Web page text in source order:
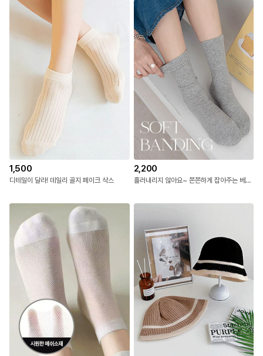
1,500
디테일이 달라! 데일리 골지 페이크 삭스
2,200
흘러내리지 않아요~ 쫀쫀하게 잡아주는 베이직 양말 #NAK MADE.